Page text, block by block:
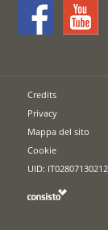
Credits
Privacy
Mappa del sito
Cookie
UID: IT02807130212